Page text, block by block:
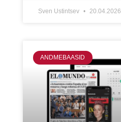
Sven Ustintsev 20.04.2026
ANDMEBAASID